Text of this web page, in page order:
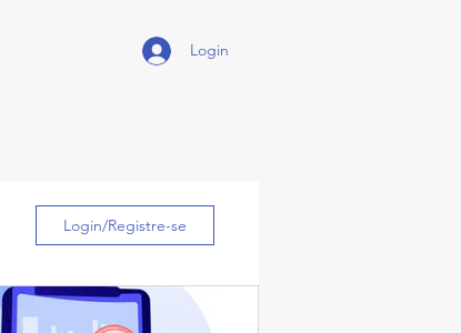
Login
Login/Registre-se